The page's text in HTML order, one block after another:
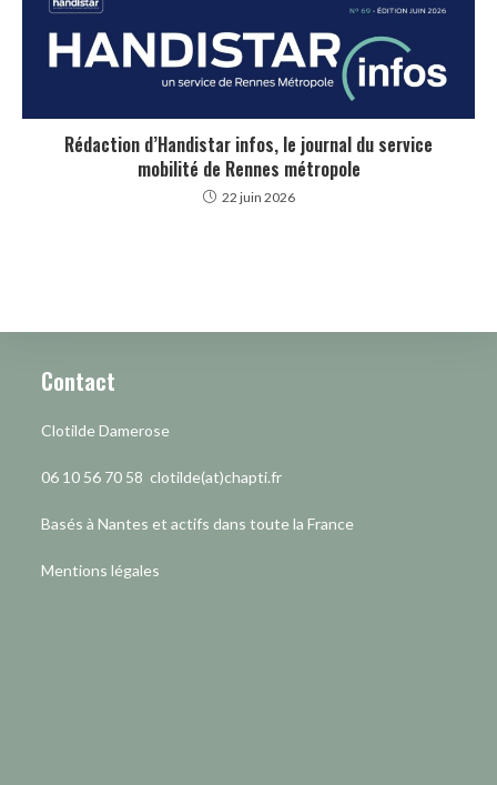
Rédaction d’Handistar infos, le journal du service
mobilité de Rennes métropole
22 juin 2026
Contact
Clotilde Damerose
06 10 56 70 58 clotilde(at)chapti.fr
Basés à Nantes et actifs dans toute la France
Mentions légales